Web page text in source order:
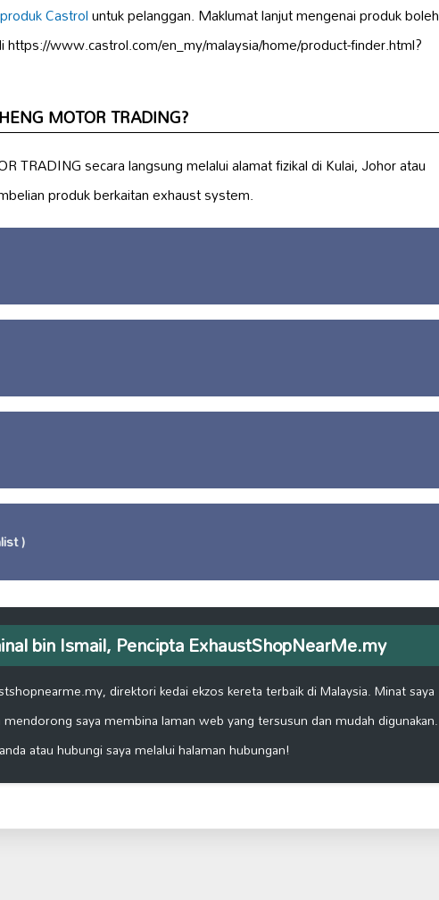
produk Castroluntuk pelanggan. Maklumat lanjut mengenai produk boleh
https://www.castrol.com/en_my/malaysia/home/product-finder.html?
MOTOR TRADING?
TRADING secara langsung melalui alamat fizikal di Kulai, Johor atau
produk berkaitan exhaust system.
)
bin Ismail, Pencipta ExhaustShopNearMe.my
direktori kedai ekzos kereta terbaik di Malaysia. Minat saya
saya membina laman web yang tersusun dan mudah digunakan.
atau hubungi saya melalui halaman hubungan!